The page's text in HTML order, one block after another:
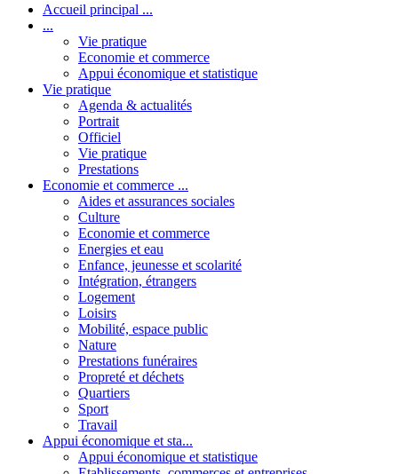
Accueil principal ...
...
Vie pratique
Economie et commerce
Appui économique et statistique
Vie pratique
Agenda & actualités
Portrait
Officiel
Vie pratique
Prestations
Economie et commerce ...
Aides et assurances sociales
Culture
Economie et commerce
Energies et eau
Enfance, jeunesse et scolarité
Intégration, étrangers
Logement
Loisirs
Mobilité, espace public
Nature
Prestations funéraires
Propreté et déchets
Quartiers
Sport
Travail
Appui économique et sta...
Appui économique et statistique